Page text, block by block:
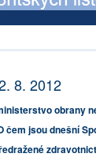
8. 2012
obrany
čem jsou dnešní